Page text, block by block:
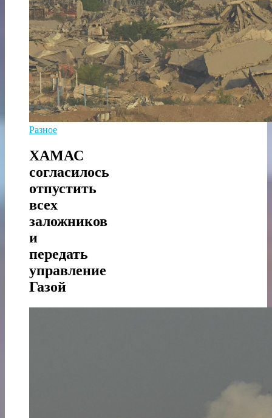
Разное
ХАМАС
согласилось
отпустить
всех
заложников
и
передать
управление
Газой